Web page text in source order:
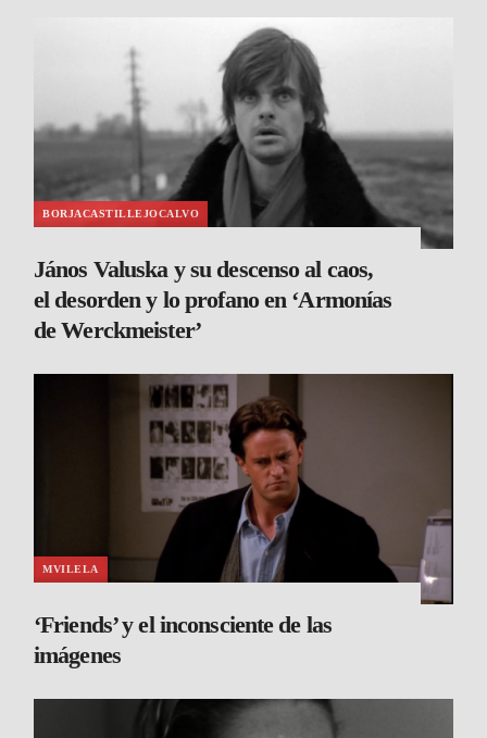
BORJACASTILLEJOCALVO
János Valuska y su descenso al caos,
el desorden y lo profano en ‘Armonías
de Werckmeister’
MVILELA
‘Friends’ y el inconsciente de las
imágenes